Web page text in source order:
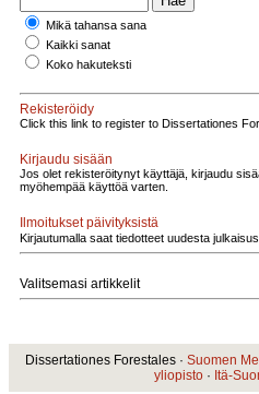
Mikä tahansa sana
Kaikki sanat
Koko hakuteksti
Rekisteröidy
Click this link to register to Dissertationes
Kirjaudu sisään
Jos olet rekisteröitynyt käyttäjä, kirjaudu
myöhempää käyttöä varten.
Ilmoitukset päivityksistä
Kirjautumalla saat tiedotteet uudesta
Valitsemasi artikkelit
Dissertationes Forestales · Suomen
yliopisto · Itä-